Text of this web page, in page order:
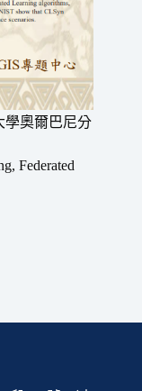
學奧爾巴尼分
Federated